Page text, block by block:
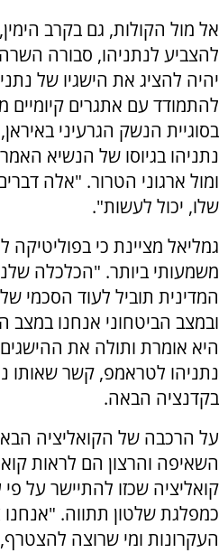
אל מול הקולות, גם בקרב
להצביע לנתניהו, סבורה השרה
יהיה להציג את הישגיו של
להתמודד עם אתגרים
בסוגיית הנשק הגרעיני
נתניהו בגיוסו של הנשיא
ומול ארגוני הטרור. "אלה
שלו, יכול לעשות".
גמליאל מציינת כי בפוליטיקה
משמעותי ביותר. "הכלכלה
המדינית תוביל לעוד הסכמי
ובמצב הביטחוני אנחנו במצב
היא אומרת ותולה את
נתניהו לטראמפ, קשר שאותו
בקדנציה הבאה.
על הרכבה של הקואליציה
השאיפה והרצון הם לראות
קואליציה שכזו להתיישר על פי
כמפלגת שלטון תתווה. "אנחנו
העקרונות ומי שרוצה להצטרף,